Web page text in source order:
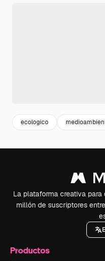
ecologico
La plataforma creativa
millón de suscriptores
Productos